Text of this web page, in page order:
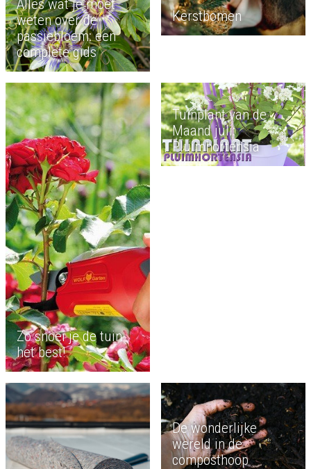
Alles wat je moet
weten over de
passiebloem: een
complete gids
Kerstbomen
Zo snoei je de tuin
het best!
Tuinplant van de
Maand juli:
Pluimhortensia
De wonderlijke
wereld in de
composthoop